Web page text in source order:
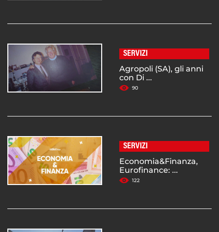
SERVIZI
Agropoli (SA), gli anni
con Di ...
90
SERVIZI
Economia&Finanza,
Eurofinance: ...
122